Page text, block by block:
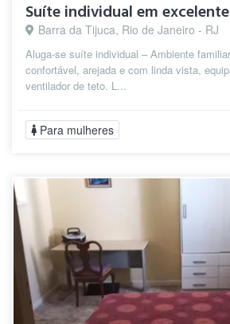
Suíte individual em
Barra da Tijuca, Rio de Janeiro - RJ
Aluga-se suíte individual – Ambiente
confortável, arejada e com linda vista,
ventilador de teto. L...
Para mulheres